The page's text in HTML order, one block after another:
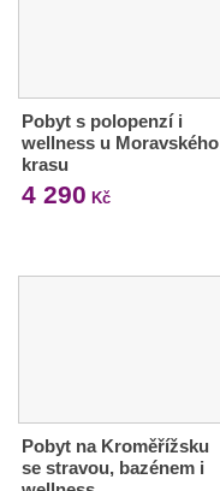
Pobyt s polopenzí i
wellness u Moravského
krasu
4 290 Kč
Pobyt na Kroměřížsku
se stravou, bazénem i